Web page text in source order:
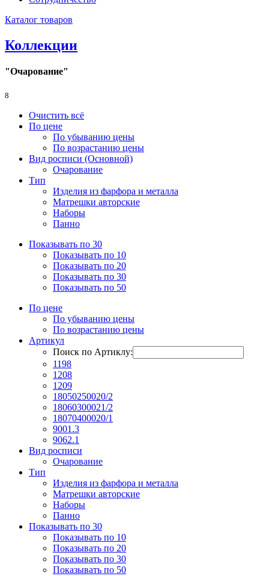
Каталог товаров
Коллекции
"Очарование"
8
Очистить всё
По цене
По убыванию цены
По возрастанию цены
Вид росписи (Основной)
Очарование
Тип
Изделия из фарфора и металла
Матрешки авторские
Наборы
Панно
Показывать по 30
Показывать по 10
Показывать по 20
Показывать по 30
Показывать по 50
По цене
По убыванию цены
По возрастанию цены
Артикул
Поиск по Артиклу:
1198
1208
1209
18050250020/2
18060300021/2
18070400020/1
9001.3
9062.1
Вид росписи
Очарование
Тип
Изделия из фарфора и металла
Матрешки авторские
Наборы
Панно
Показывать по 30
Показывать по 10
Показывать по 20
Показывать по 30
Показывать по 50